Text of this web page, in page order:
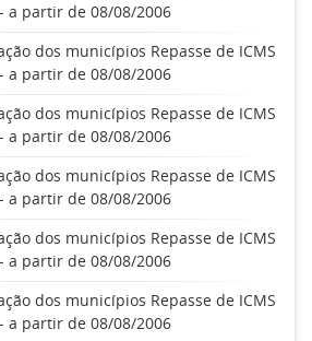
a partir de 08/08/2006
dos municípios Repasse de ICMS
a partir de 08/08/2006
dos municípios Repasse de ICMS
a partir de 08/08/2006
dos municípios Repasse de ICMS
a partir de 08/08/2006
dos municípios Repasse de ICMS
a partir de 08/08/2006
dos municípios Repasse de ICMS
a partir de 08/08/2006